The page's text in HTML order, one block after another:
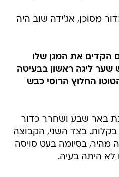
כדור מסוכן, אג'ידה שוב היה
הקדים את המגן שלו
שער ליגה ראשון בבעיטה
הטוטו החלוץ הרוסי כבש
בהגנת באר שבע ושחרר כדור
בצד השני, הקבוצה
בסיומה בעט סויסה
לא היתה בעיה.